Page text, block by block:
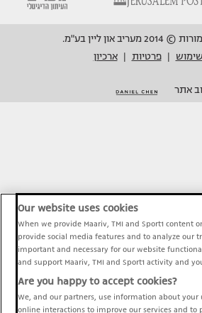
און ליין בע"מ.
פרטיות ארכיון
אתר
Our website uses cookies
When we provide Maariv, TMI and Sport1 content
provide social media features and to analyze our
important and necessary for our website
and support Maariv, TMI and Sport1 activity and
Are you happy to accept cookies?
We, and our partners, use information about your
online interactions to improve our services and to